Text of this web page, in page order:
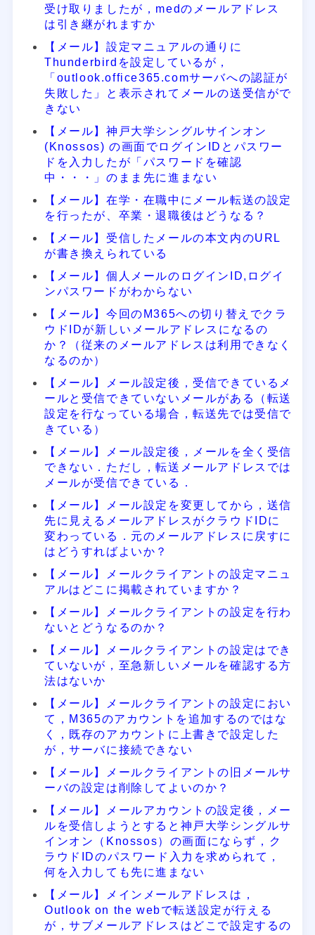
受け取りましたが，medのメールアドレス
は引き継がれますか
【メール】設定マニュアルの通りに
Thunderbirdを設定しているが，
「outlook.office365.comサーバへの認証が
失敗した」と表示されてメールの送受信がで
きない
【メール】神戸大学シングルサインオン
(Knossos) の画面でログインIDとパスワー
ドを入力したが「パスワードを確認
中・・・」のまま先に進まない
【メール】在学・在職中にメール転送の設定
を行ったが、卒業・退職後はどうなる？
【メール】受信したメールの本文内のURL
が書き換えられている
【メール】個人メールのログインID,ログイ
ンパスワードがわからない
【メール】今回のM365への切り替えでクラ
ウドIDが新しいメールアドレスになるの
か？（従来のメールアドレスは利用できなく
なるのか）
【メール】メール設定後，受信できているメ
ールと受信できていないメールがある（転送
設定を行なっている場合，転送先では受信で
きている）
【メール】メール設定後，メールを全く受信
できない．ただし，転送メールアドレスでは
メールが受信できている．
【メール】メール設定を変更してから，送信
先に見えるメールアドレスがクラウドIDに
変わっている．元のメールアドレスに戻すに
はどうすればよいか？
【メール】メールクライアントの設定マニュ
アルはどこに掲載されていますか？
【メール】メールクライアントの設定を行わ
ないとどうなるのか？
【メール】メールクライアントの設定はでき
ていないが，至急新しいメールを確認する方
法はないか
【メール】メールクライアントの設定におい
て，M365のアカウントを追加するのではな
く，既存のアカウントに上書きで設定した
が，サーバに接続できない
【メール】メールクライアントの旧メールサ
ーバの設定は削除してよいのか？
【メール】メールアカウントの設定後，メー
ルを受信しようとすると神戸大学シングルサ
インオン（Knossos）の画面にならず，ク
ラウドIDのパスワード入力を求められて，
何を入力しても先に進まない
【メール】メインメールアドレスは，
Outlook on the webで転送設定が行える
が，サブメールアドレスはどこで設定するの